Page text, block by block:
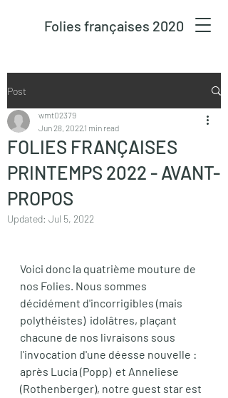
Folies françaises 2020
Post
FOLIES FRANÇAISES
PRINTEMPS 2022 - AVANT-
PROPOS
wmt02379
Jun 28, 20221 min read
Updated: Jul 5, 2022
Voici donc la quatrième mouture de
nos Folies. Nous sommes
décidément d'incorrigibles (mais
polythéistes)  idolâtres, plaçant
chacune de nos livraisons sous
l'invocation d'une déesse nouvelle :
après Lucia (Popp)  et Anneliese
(Rothenberger), notre guest star est